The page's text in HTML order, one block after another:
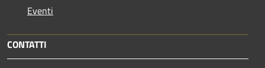
Eventi
CONTATTI